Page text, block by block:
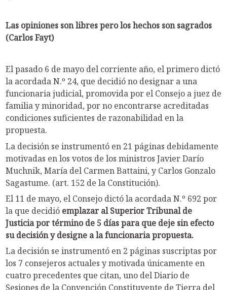
Las opiniones son libres pero los hechos son sagrados
(Carlos Fayt)
El pasado 6 de mayo del corriente año, el primero dictó
la acordada N.º 24, que decidió no designar a una
funcionaria judicial, promovida por el Consejo a juez de
familia y minoridad, por no encontrarse acreditadas
condiciones suficientes de razonabilidad en la
propuesta.
La decisión se instrumentó en 21 páginas debidamente
motivadas en los votos de los ministros Javier Darío
Muchnik, María del Carmen Battaini, y Carlos Gonzalo
Sagastume. (art. 152 de la Constitución).
El 11 de mayo, el Consejo dictó la acordada N.º 692 por
la que decidió emplazar al Superior Tribunal de
Justicia por término de 5 días para que deje sin efecto
su decisión y designe a la funcionaria propuesta.
La decisión se instrumentó en 2 páginas suscriptas por
los 7 consejeros actuales y motivada únicamente en
cuatro precedentes que citan, uno del Diario de
Sesiones de la Convención Constituyente de Tierra del